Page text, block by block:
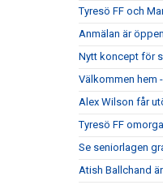
Tyresö FF och
Anmälan är
Nytt koncept för
Välkommen hem
Alex Wilson får
Tyresö FF
Se seniorlagen
Atish Ballchand